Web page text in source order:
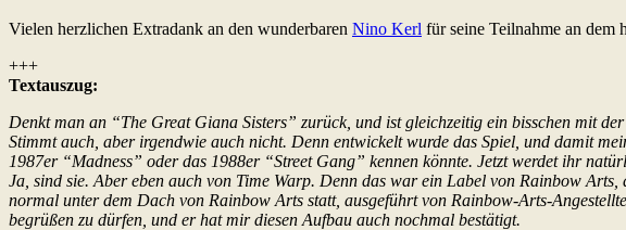
Vielen herzlichen Extradank an den wunderbaren Nino Kerl für seine Teilnahme an dem
+++
Textauszug:
Denkt man an “The Great Giana Sisters” zurück, und ist gleichzeitig ein bisschen mit
Stimmt auch, aber irgendwie auch nicht. Denn entwickelt wurde das Spiel, und damit
1987er “Madness” oder das 1988er “Street Gang” kennen könnte. Jetzt werdet ihr
Ja, sind sie. Aber eben auch von Time Warp. Denn das war ein Label von Rainbow
normal unter dem Dach von Rainbow Arts statt, ausgeführt von Rainbow-Arts-
begrüßen zu dürfen, und er hat mir diesen Aufbau auch nochmal bestätigt.